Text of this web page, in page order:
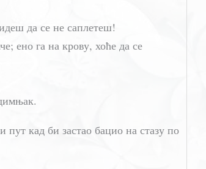
да се не саплетеш!
ено га на крову, хоће да се
кад би застао бацио на стазу по